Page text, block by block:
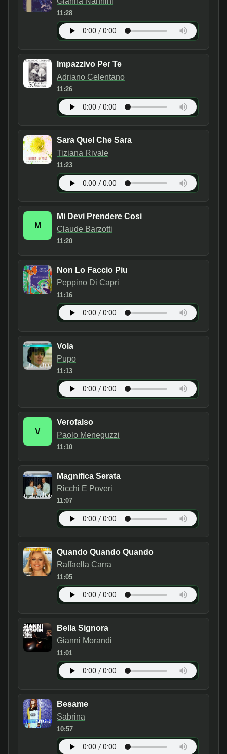
11:28
Impazzivo Per Te
Adriano Celentano
11:26
Sara Quel Che Sara
Tiziana Rivale
11:23
M
Mi Devi Prendere Cosi
Claude Barzotti
11:20
Non Lo Faccio Piu
Peppino Di Capri
11:16
Vola
Pupo
11:13
V
Verofalso
Paolo Meneguzzi
11:10
Magnifica Serata
Ricchi E Poveri
11:07
Quando Quando Quando
Raffaella Carra
11:05
Bella Signora
Gianni Morandi
11:01
Besame
Sabrina
10:57